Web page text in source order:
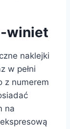
winiet
naklejki
w pełni
z numerem
na